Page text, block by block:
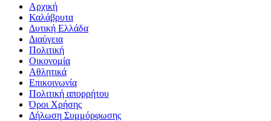
Αρχική
Καλάβρυτα
Δυτική Ελλάδα
Διαύγεια
Πολιτική
Οικονομία
Αθλητικά
Επικοινωνία
Πολιτική απορρήτου
Όροι Χρήσης
Δήλωση Συμμόρφωσης